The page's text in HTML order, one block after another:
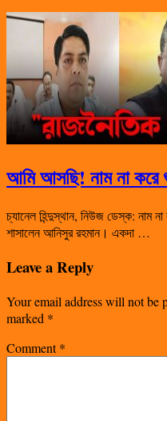
আমি আসছি! নাম না করে
চ্যানেল হিন্দুস্থান, নিউজ ডেস্ক: নাম
শাসালেন আনিসুর রহমান। একদা …
Leave a Reply
Your email address will not be
marked *
Comment*